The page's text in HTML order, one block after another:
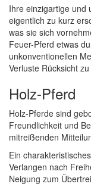
Ihre einzigartige und
eigentlich zu kurz
was sie sich
Feuer-Pferd etwas
unkonventionellen
Verluste Rücksicht
Holz-Pferd
Holz-Pferde sind
Freundlichkeit und
mitreißenden
Ein
Verlangen nach
Neigung zum